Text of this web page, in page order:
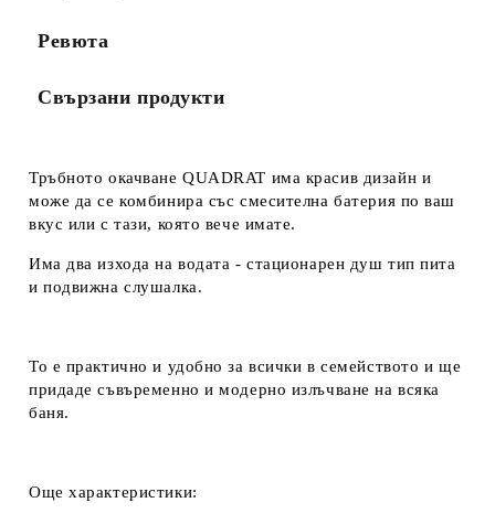
Ревюта
Свързани продукти
Тръбното окачване QUADRAT има красив дизайн и
може да се комбинира със смесителна батерия по ваш
вкус или с тази, която вече имате.
Има два изхода на водата - стационарен душ тип пита
и подвижна слушалка.
То е практично и удобно за всички в семейството и ще
придаде съвъременно и модерно излъчване на всяка
баня.
Още характеристики: